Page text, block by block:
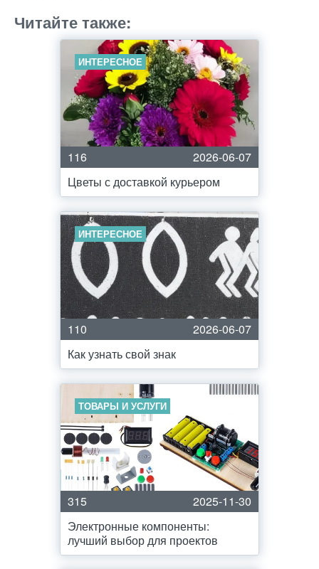
Читайте также:
ИНТЕРЕСНОЕ
116
2026-06-07
Цветы с доставкой курьером
ИНТЕРЕСНОЕ
110
2026-06-07
Как узнать свой знак
ТОВАРЫ И УСЛУГИ
315
2025-11-30
Электронные компоненты:
лучший выбор для проектов